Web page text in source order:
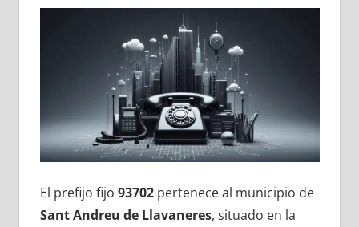
El prefijo fijo 93702pertenece al municipio dе
Sant Andreu dе Llavaneres, situado en la